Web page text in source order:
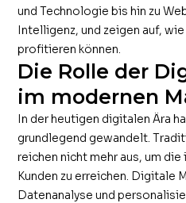
und Technologie bis hin zu
Intelligenz, und zeigen auf,
profitieren können.
Die Rolle der
im modernen
In der heutigen digitalen Ära
grundlegend gewandelt.
reichen nicht mehr aus, um
Kunden zu erreichen. Digitale
Datenanalyse und